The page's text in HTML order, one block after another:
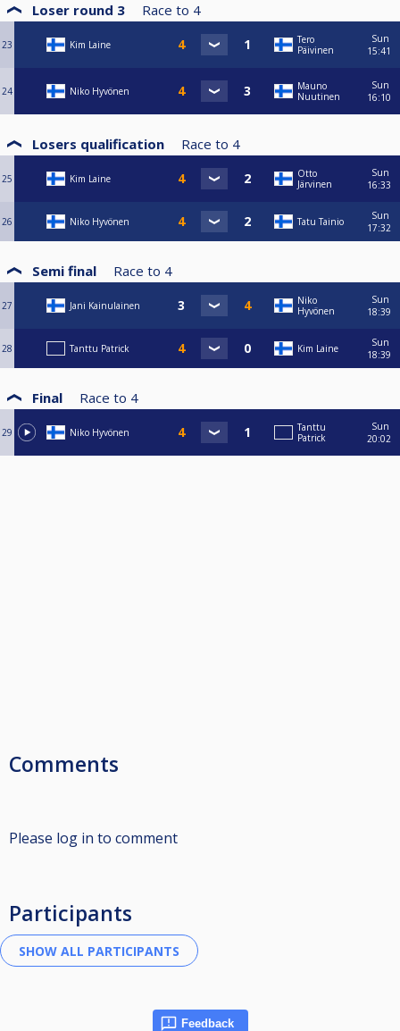
Loser round 3 Race to 4
23 Kim Laine
Tero
Päivinen
Sun
15:41
24 Niko Hyvönen
Mauno
Nuutinen
Sun
16:10
Losers qualification Race to 4
25 Kim Laine
Otto
Järvinen
Sun
16:33
26 Niko Hyvönen Tatu Tainio
Sun
17:32
Semi final Race to 4
27 Jani Kainulainen
Niko
Hyvönen
Sun
18:39
28 Tanttu Patrick Kim Laine
Sun
18:39
Final Race to 4
29 Niko Hyvönen
Tanttu
Patrick
Sun
20:02
Comments
Please log in to comment
Participants
Feedback